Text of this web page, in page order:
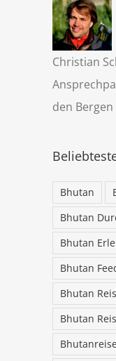
Christian
den
Bhutan
Bhutan
Bhutan
Bhutan
Bhutan
Bhutan